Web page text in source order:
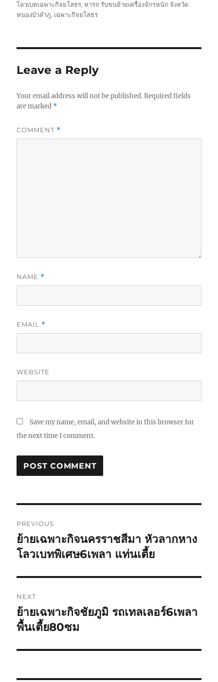
โลวเบทเฉพาะกิจยโสธร,หารถ รับขนย้ายเครื่องจักรหนัก จังหวัด
หนองบัวลำภู, เฉพาะกิจยโสธร
Leave a Reply
Your email address will not be published. Required fields
are marked *
COMMENT *
NAME *
EMAIL *
WEBSITE
Save my name, email, and website in this browser for
the next time I comment.
navigation
PREVIOUS
Previous
post:
ย้ายเฉพาะกิจนครราชสีมา หัวลากหาง
โลวเบทพิเศษ6เพลา แท่นเตี้ย
NEXT
Next
post:
ย้ายเฉพาะกิจชัยภูมิ รถเทลเลอร์6เพลา
พื้นเตี้ย80ซม